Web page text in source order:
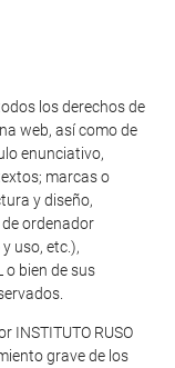
los derechos de
web, así como de
enunciativo,
marcas o
y diseño,
ordenador
uso, etc.),
o bien de sus
INSTITUTO RUSO
grave de los